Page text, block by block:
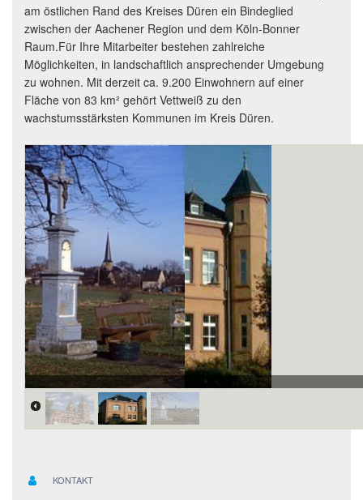
am östlichen Rand des Kreises Düren ein Bindeglied
zwischen der Aachener Region und dem Köln-Bonner
Raum.Für Ihre Mitarbeiter bestehen zahlreiche
Möglichkeiten, in landschaftlich ansprechender Umgebung
zu wohnen. Mit derzeit ca. 9.200 Einwohnern auf einer
Fläche von 83 km² gehört Vettweiß zu den
wachstumsstärksten Kommunen im Kreis Düren.
KONTAKT